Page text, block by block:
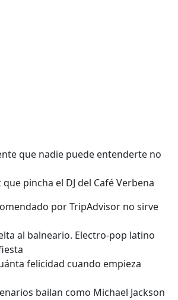
que nadie puede entenderte no
pincha el DJ del Café Verbena
por TripAdvisor no sirve
al balneario. Electro-pop latino
felicidad cuando empieza
bailan como Michael Jackson